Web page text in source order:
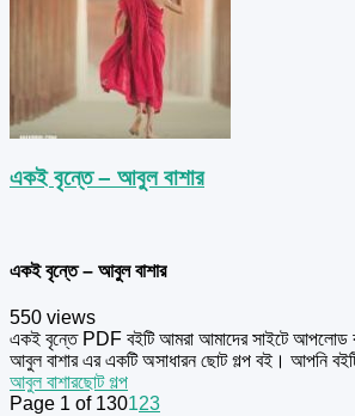
একই বৃন্তে – আবুল বাশার
একই বৃন্তে – আবুল বাশার
550 views
একই বৃন্তে PDF বইটি আমরা আমাদের সাইটে আপলোড
আবুল বাশার এর একটি অসাধারন ছোট গল্প বই। আপনি
আবুল বাশারছোট গল্প
Page 1 of 130123